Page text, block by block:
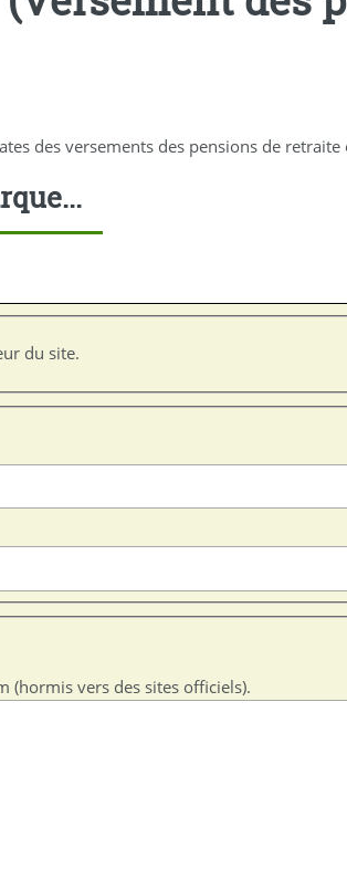
des versements des pensions de retraite
du site.
(hormis vers des sites officiels).